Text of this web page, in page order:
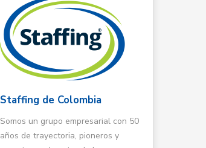
Staffing de Colombia
Somos un grupo empresarial con 50
años de trayectoria, pioneros y